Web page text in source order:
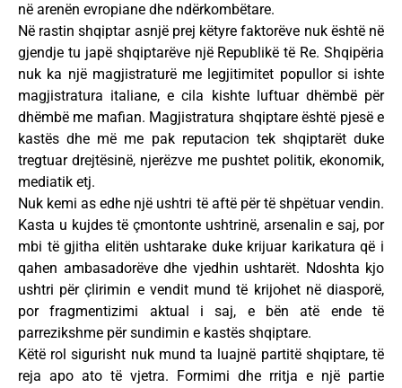
në arenën evropiane dhe ndërkombëtare.
Në rastin shqiptar asnjë prej këtyre faktorëve nuk është në
gjendje tu japë shqiptarëve një Republikë të Re. Shqipëria
nuk ka një magjistraturë me legjitimitet popullor si ishte
magjistratura italiane, e cila kishte luftuar dhëmbë për
dhëmbë me mafian. Magjistratura shqiptare është pjesë e
kastës dhe më me pak reputacion tek shqiptarët duke
tregtuar drejtësinë, njerëzve me pushtet politik, ekonomik,
mediatik etj.
Nuk kemi as edhe një ushtri të aftë për të shpëtuar vendin.
Kasta u kujdes të çmontonte ushtrinë, arsenalin e saj, por
mbi të gjitha elitën ushtarake duke krijuar karikatura që i
qahen ambasadorëve dhe vjedhin ushtarët. Ndoshta kjo
ushtri për çlirimin e vendit mund të krijohet në diasporë,
por fragmentizimi aktual i saj, e bën atë ende të
parrezikshme për sundimin e kastës shqiptare.
Këtë rol sigurisht nuk mund ta luajnë partitë shqiptare, të
reja apo ato të vjetra. Formimi dhe rritja e një partie